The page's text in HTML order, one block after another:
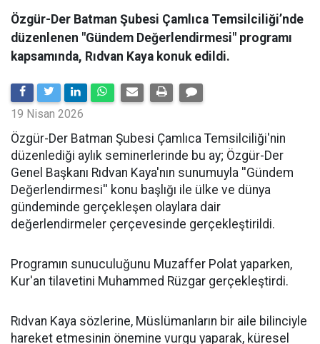
Özgür-Der Batman Şubesi Çamlıca Temsilciliği’nde
düzenlenen "Gündem Değerlendirmesi" programı
kapsamında, Rıdvan Kaya konuk edildi.
19 Nisan 2026
​Özgür-Der Batman Şubesi Çamlıca Temsilciliği'nin
düzenlediği aylık seminerlerinde bu ay; Özgür-Der
Genel Başkanı Rıdvan Kaya'nın sunumuyla ''Gündem
Değerlendirmesi'' konu başlığı ile ülke ve dünya
gündeminde gerçekleşen olaylara dair
değerlendirmeler çerçevesinde gerçekleştirildi.
Programın sunuculuğunu Muzaffer Polat yaparken,
Kur'an tilavetini Muhammed Rüzgar gerçekleştirdi.
Rıdvan Kaya sözlerine, Müslümanların bir aile bilinciyle
hareket etmesinin önemine vurgu yaparak, küresel